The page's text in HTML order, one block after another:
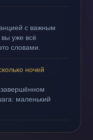
с важным
вы уже всё
словами.
ночей
маленький